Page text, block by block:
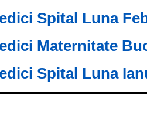
Spital Luna
Maternitate
Spital Luna